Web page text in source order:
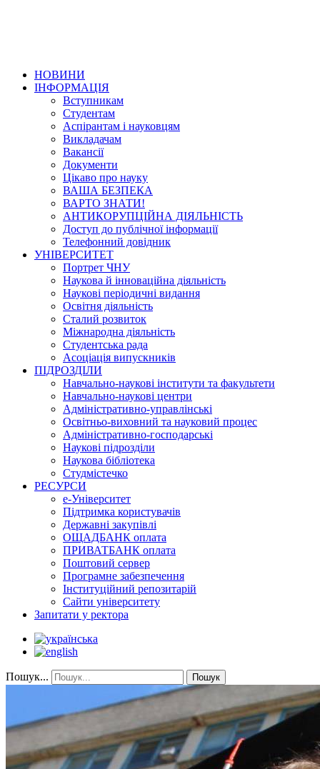
НОВИНИ
ІНФОРМАЦІЯ
Вступникам
Студентам
Аспірантам і науковцям
Викладачам
Вакансії
Документи
Цікаво про науку
ВАША БЕЗПЕКА
ВАРТО ЗНАТИ!
АНТИКОРУПЦІЙНА ДІЯЛЬНІСТЬ
Доступ до публічної інформації
Телефонний довідник
УНІВЕРСИТЕТ
Портрет ЧНУ
Наукова й інноваційна діяльність
Наукові періодичні видання
Освітня діяльність
Сталий розвиток
Міжнародна діяльність
Студентська рада
Асоціація випускників
ПІДРОЗДІЛИ
Навчально-наукові інститути та факультети
Навчально-наукові центри
Адміністративно-управлінські
Освітньо-виховний та науковий процес
Адміністративно-господарські
Наукові підрозділи
Наукова бібліотека
Студмістечко
РЕСУРСИ
е-Університет
Підтримка користувачів
Державні закупівлі
ОЩАДБАНК оплата
ПРИВАТБАНК оплата
Поштовий сервер
Програмне забезпечення
Інституційний репозитарій
Сайти університету
Запитати у ректора
Пошук... Пошук